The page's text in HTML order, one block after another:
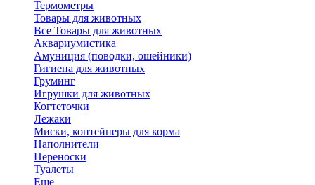
Термометры
Товары для животных
Все Товары для животных
Аквариумистика
Амуниция (поводки, ошейники)
Гигиена для животных
Груминг
Игрушки для животных
Когтеточки
Лежаки
Миски, контейнеры для корма
Наполнители
Переноски
Туалеты
Еще